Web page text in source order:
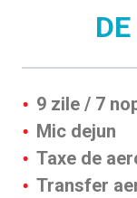
9 zile / 7
Mic dejun
Taxe de
Transfer